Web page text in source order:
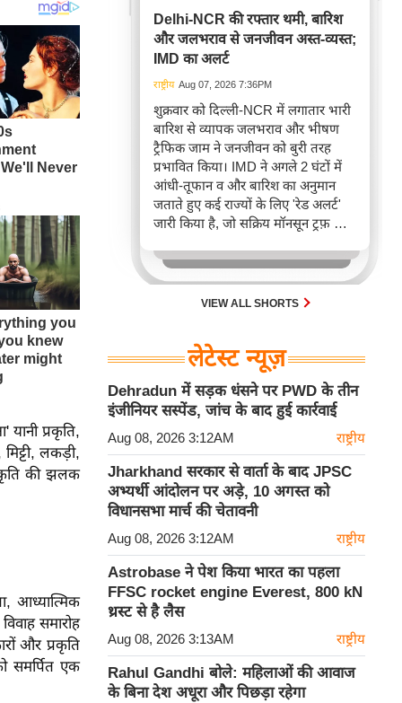
यानी प्रकृति,
लकड़ी,
की झलक
आध्यात्मिक
समारोह
और प्रकृति
समर्पित एक
Delhi-NCR की रफ्तार थमी, बारिश
और जलभराव से जनजीवन अस्त-व्यस्त;
IMD का अलर्ट
राष्ट्रीय Aug 07, 2026 7:36PM
शुक्रवार को दिल्ली-NCR में लगातार भारी
बारिश से व्यापक जलभराव और भीषण
ट्रैफिक जाम ने जनजीवन को बुरी तरह
प्रभावित किया। IMD ने अगले 2 घंटों में
आंधी-तूफान व और बारिश का अनुमान
जताते हुए कई राज्यों के लिए 'रेड अलर्ट'
जारी किया है, जो सक्रिय मॉनसून ट्रफ़ और
जिससे यातायात बाधित होने के साथ-साथ
सफदरजंग अस्पताल में भी जलभराव की
स्थिति बनी।VIEW ALL SHORTS
लेटेस्ट न्यूज़
Dehradun में सड़क धंसने पर PWD के तीन
इंजीनियर सस्पेंड, जांच के बाद हुई कार्रवाई
Aug 08, 2026 3:12AM राष्ट्रीय
Jharkhand सरकार से वार्ता के बाद JPSC
अभ्यर्थी आंदोलन पर अड़े, 10 अगस्त को
विधानसभा मार्च की चेतावनी
Aug 08, 2026 3:12AM राष्ट्रीय
Astrobase ने पेश किया भारत का पहला
FFSC rocket engine Everest, 800 kN
थ्रस्ट से है लैस
Aug 08, 2026 3:13AM राष्ट्रीय
Rahul Gandhi बोले: महिलाओं की आवाज
के बिना देश अधूरा और पिछड़ा रहेगा